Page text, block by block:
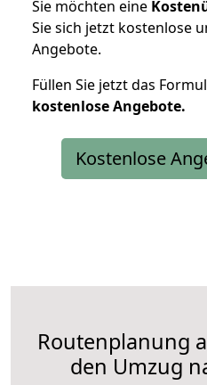
Sie möchten eine
Sie sich jetzt kostenlose
Angebote.
Füllen Sie jetzt das
kostenloseAngebote.
Kostenlose
Routenplanung
den Umzug